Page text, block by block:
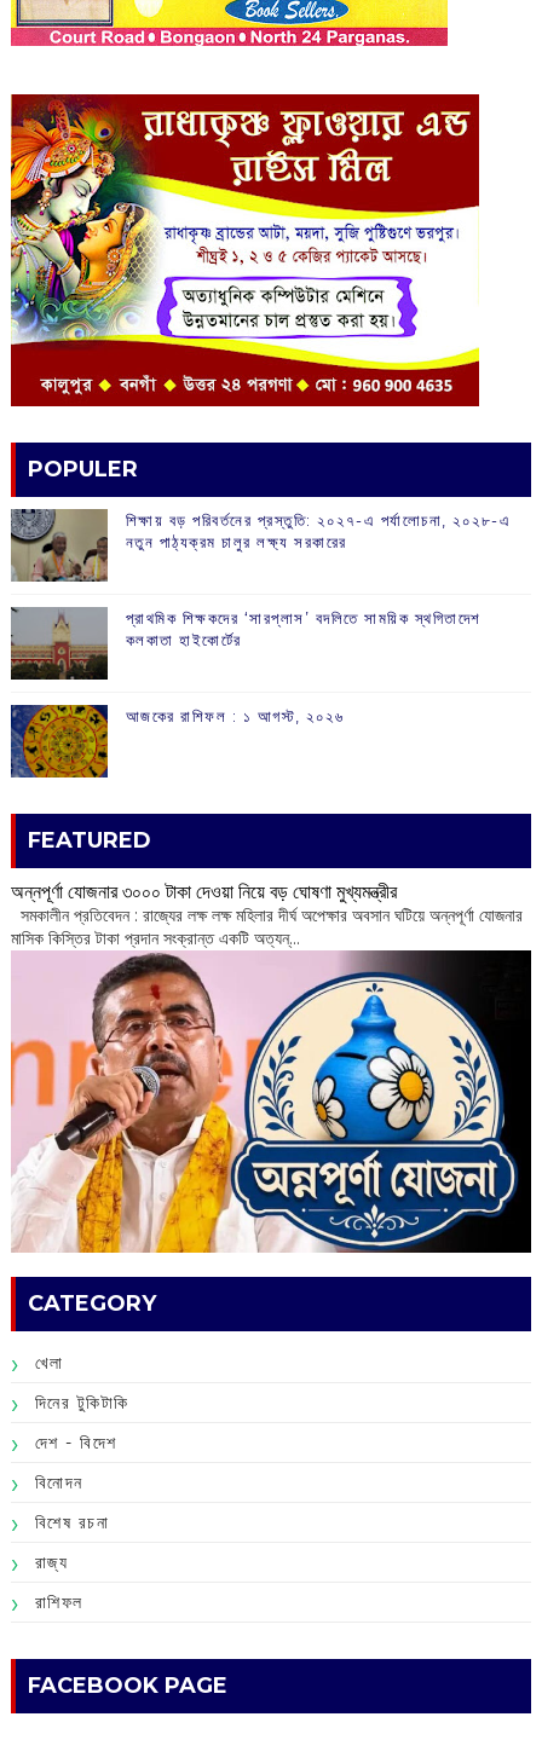
POPULER
শিক্ষায় বড় পরিবর্তনের প্রস্তুতি: ২০২৭-এ পর্যালোচনা, ২০২৮-এ
নতুন পাঠ্যক্রম চালুর লক্ষ্য সরকারের
প্রাথমিক শিক্ষকদের ‘সারপ্লাস’ বদলিতে সাময়িক স্থগিতাদেশ
কলকাতা হাইকোর্টের
আজকের রাশিফল :‌ ‌‌১ আগস্ট, ২০২৬
FEATURED
অন্নপূর্ণা যোজনার ৩০০০ টাকা দেওয়া নিয়ে বড় ঘোষণা মুখ্যমন্ত্রীর
সমকালীন প্রতিবেদন : রাজ্যের লক্ষ লক্ষ মহিলার দীর্ঘ অপেক্ষার অবসান ঘটিয়ে অন্নপূর্ণা যোজনার
মাসিক কিস্তির টাকা প্রদান সংক্রান্ত একটি অত্যন্...
CATEGORY
খেলা
দিনের টুকিটাকি
দেশ - বিদেশ
বিনোদন
বিশেষ রচনা
রাজ্য
রাশিফল
FACEBOOK PAGE